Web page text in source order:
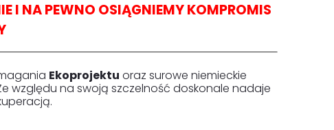
I NA PEWNO OSIĄGNIEMY KOMPROMIS
Ekoprojektu oraz surowe niemieckie
względu na swoją szczelność doskonale nadaje